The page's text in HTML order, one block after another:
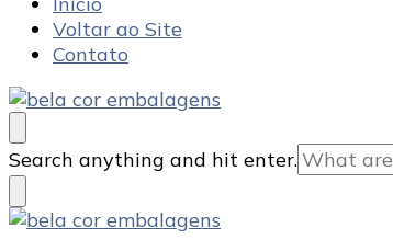
Voltar ao Site
Contato
Bela Cor Embalagens
Blog
Looking
for
Something?
Search anything and hit enter.